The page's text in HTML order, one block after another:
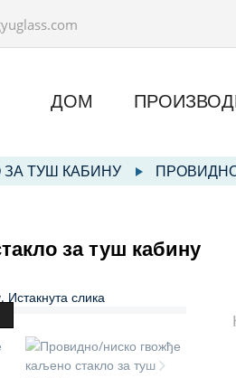
ДОМ
ТУШ КАБИНУ
за туш кабину